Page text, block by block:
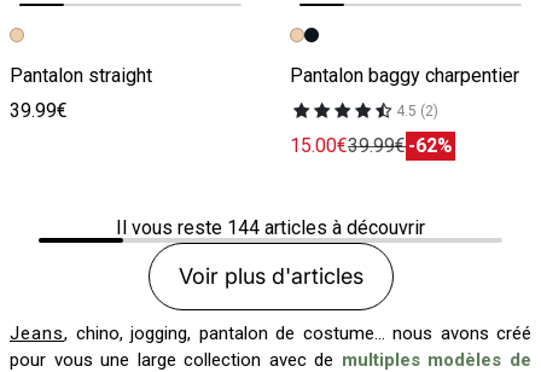
Image précédente
Image suivante
Pantalon straight
39.99€
Image précédente
Image suivante
Pantalon baggy charpentier
4.5 (2)
15.00€39.99€-62%
Il vous reste 144 articles à découvrir
Voir plus d'articles
Jeans, chino, jogging, pantalon de costume… nous avons créé
pour vous une large collection avec de multiples modèles de